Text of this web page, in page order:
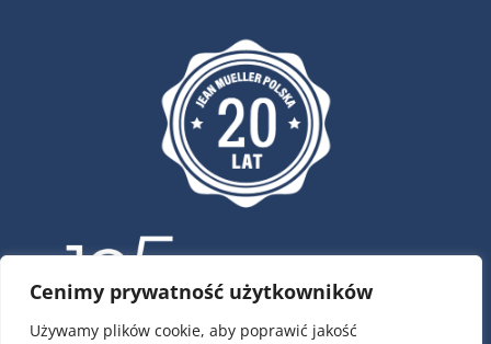
Cenimy prywatność użytkowników
Używamy plików cookie, aby poprawić jakość